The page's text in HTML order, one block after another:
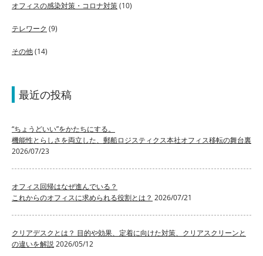
オフィスの感染対策・コロナ対策(10)
テレワーク (9)
その他(14)
最近の投稿
“ちょうどいい”をかたちにする。
機能性とらしさを両立した、郵船ロジスティクス本社オフィス移転の舞台裏
2026/07/23
オフィス回帰はなぜ進んでいる？
これからのオフィスに求められる役割とは？ 2026/07/21
クリアデスクとは？ 目的や効果、定着に向けた対策、クリアスクリーンと
の違いを解説2026/05/12